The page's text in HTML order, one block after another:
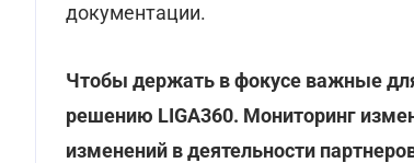
документации.
Чтобы держать в фокусе важные
решению LIGA360. Мониторинг
изменений в деятельности